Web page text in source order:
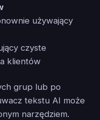
używający
czyste
klientów
grup lub po
tekstu AI może
narzędziem.